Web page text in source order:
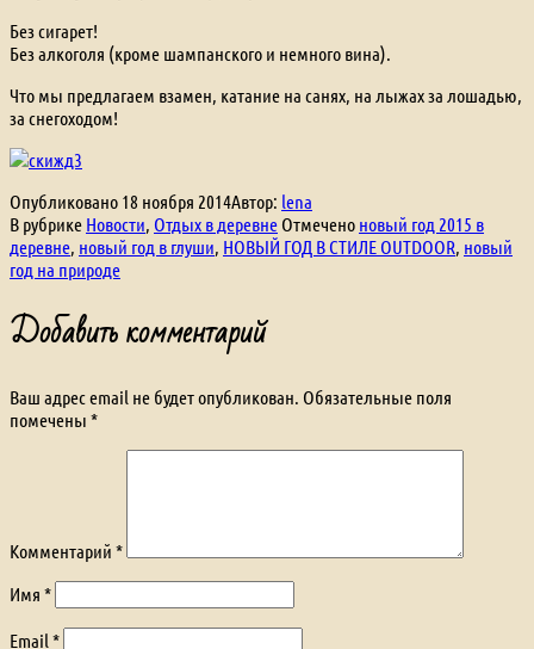
Без сигарет!
Без алкоголя (кроме шампанского и немного вина).
Что мы предлагаем взамен, катание на санях, на лыжах за лошадью,
за снегоходом!
Опубликовано 18 ноября 2014Автор: lena
В рубрике Новости, Отдых в деревне Отмечено новый год 2015 в
деревне, новый год в глуши, НОВЫЙ ГОД В СТИЛЕ OUTDOOR, новый
год на природе
Добавить комментарий
Ваш адрес email не будет опубликован. Обязательные поля
помечены *
Комментарий *
Имя *
Email *